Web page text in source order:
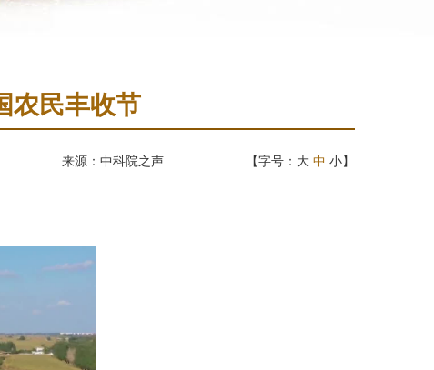
农民丰收节
来源：中科院之声 【字号： 大 中 小】